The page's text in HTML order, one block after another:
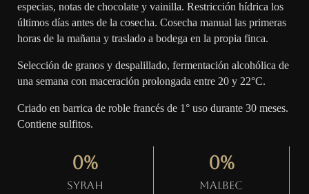
especias, notas de chocolate y vainilla. Restricción hídrica los
últimos días antes de la cosecha. Cosecha manual las primeras
horas de la mañana y traslado a bodega en la propia finca.
Selección de granos y despalillado, fermentación alcohólica de
una semana con maceración prolongada entre 20 y 22°C.
Criado en barrica de roble francés de 1° uso durante 30 meses.
Contiene sulfitos.
Syrah
0%
Malbec
0%